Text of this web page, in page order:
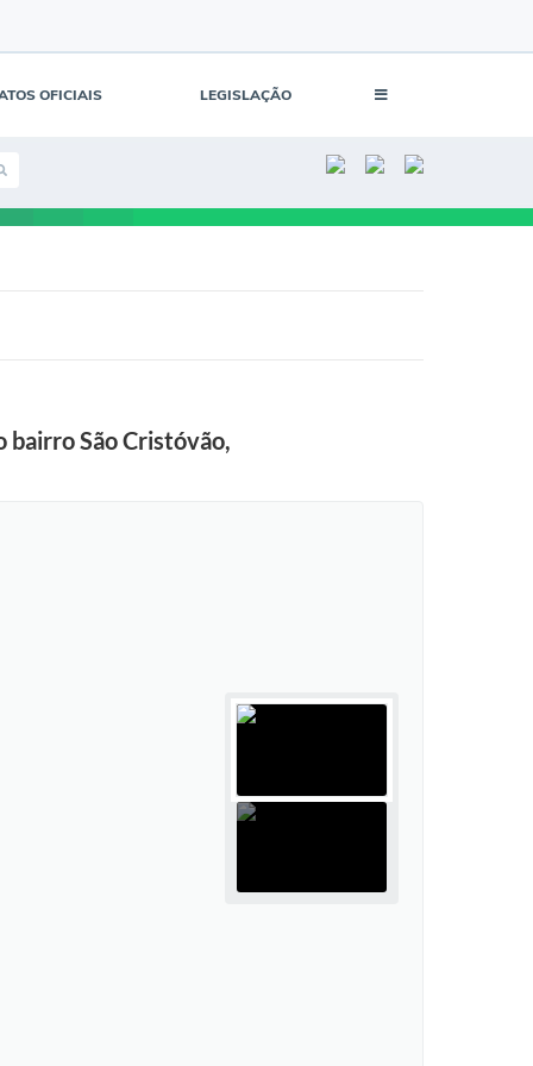
OFICIAIS LEGISLAÇÃO
bairro São Cristóvão,